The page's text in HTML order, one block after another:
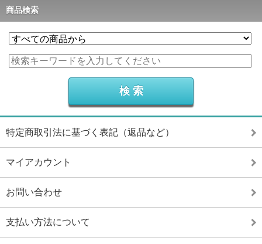
商品検索
特定商取引法に基づく表記（返品など）
マイアカウント
お問い合わせ
支払い方法について